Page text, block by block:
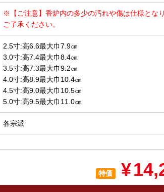
※【ご注意】香炉内の多少の汚れや傷は仕様とな
ご了承ください。
2.5寸:高6.6最大巾7.9㎝
3.0寸:高7.4最大巾8.4㎝
3.5寸:高7.3最大巾9.2㎝
4.0寸:高8.9最大巾10.4㎝
4.5寸:高9.0最大巾10.5㎝
5.0寸:高9.5最大巾11.0㎝
各宗派
特価 ¥